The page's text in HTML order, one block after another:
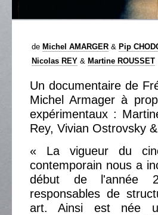
de Michel AMARGER & Pip
Nicolas REY & Martine ROUSSET
Un documentaire de
Michel Armager à
expérimentaux :
Rey, Vivian Ostrovsky
« La vigueur du
contemporain nous a
début de l'année
responsables de
art. Ainsi est née